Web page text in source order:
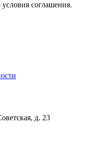
соглашения.
д. 23